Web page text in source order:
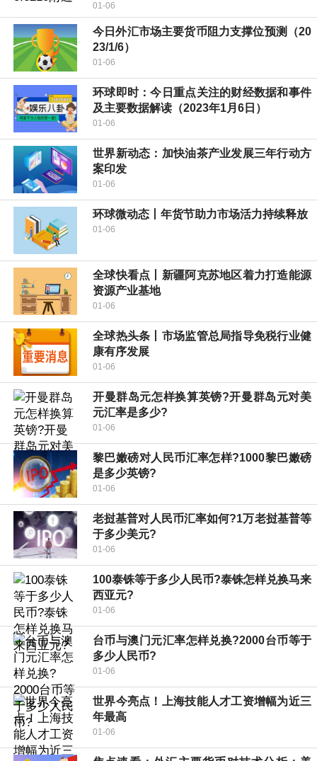
01-06
今日外汇市场主要货币阻力支撑位预测（20
23/1/6）
01-06
环球即时：今日重点关注的财经数据和事件
及主要数据解读（2023年1月6日）
01-06
世界新动态：加快油茶产业发展三年行动方
案印发
01-06
环球微动态丨年货节助力市场活力持续释放
01-06
全球快看点丨新疆阿克苏地区着力打造能源
资源产业基地
01-06
全球热头条丨市场监管总局指导免税行业健
康有序发展
01-06
开曼群岛元怎样换算英镑?开曼群岛元对美
元汇率是多少?
01-06
黎巴嫩磅对人民币汇率怎样?1000黎巴嫩磅
是多少英镑?
01-06
老挝基普对人民币汇率如何?1万老挝基普等
于多少美元?
01-06
100泰铢等于多少人民币?泰铢怎样兑换马来
西亚元?
01-06
台币与澳门元汇率怎样兑换?2000台币等于
多少人民币?
01-06
世界今亮点！上海技能人才工资增幅为近三
年最高
01-06